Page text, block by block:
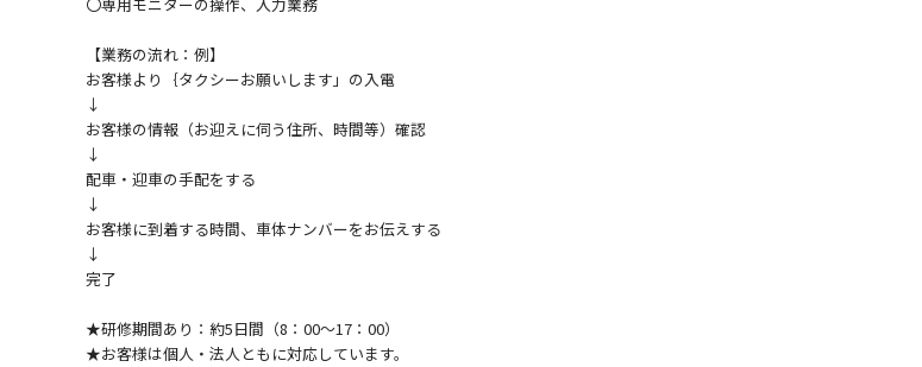
〇専用モニターの操作、入力業務
【業務の流れ：例】
お客様より｛タクシーお願いします」の入電
↓
お客様の情報（お迎えに伺う住所、時間等）確認
↓
配車・迎車の手配をする
↓
お客様に到着する時間、車体ナンバーをお伝えする
↓
完了
★研修期間あり：約5日間（8：00～17：00）
★お客様は個人・法人ともに対応しています。